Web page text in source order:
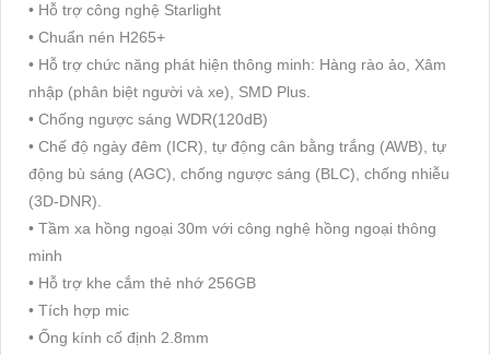
• Hỗ trợ công nghệ Starlight
• Chuẩn nén H265+
• Hỗ trợ chức năng phát hiện thông minh: Hàng rào ảo, Xâm
nhập (phân biệt người và xe), SMD Plus.
• Chống ngược sáng WDR(120dB)
• Chế độ ngày đêm (ICR), tự động cân bằng trắng (AWB), tự
động bù sáng (AGC), chống ngược sáng (BLC), chống nhiễu
(3D-DNR).
• Tầm xa hồng ngoại 30m với công nghệ hồng ngoại thông
minh
• Hỗ trợ khe cắm thẻ nhớ 256GB
• Tích hợp mic
• Ống kính cố định 2.8mm